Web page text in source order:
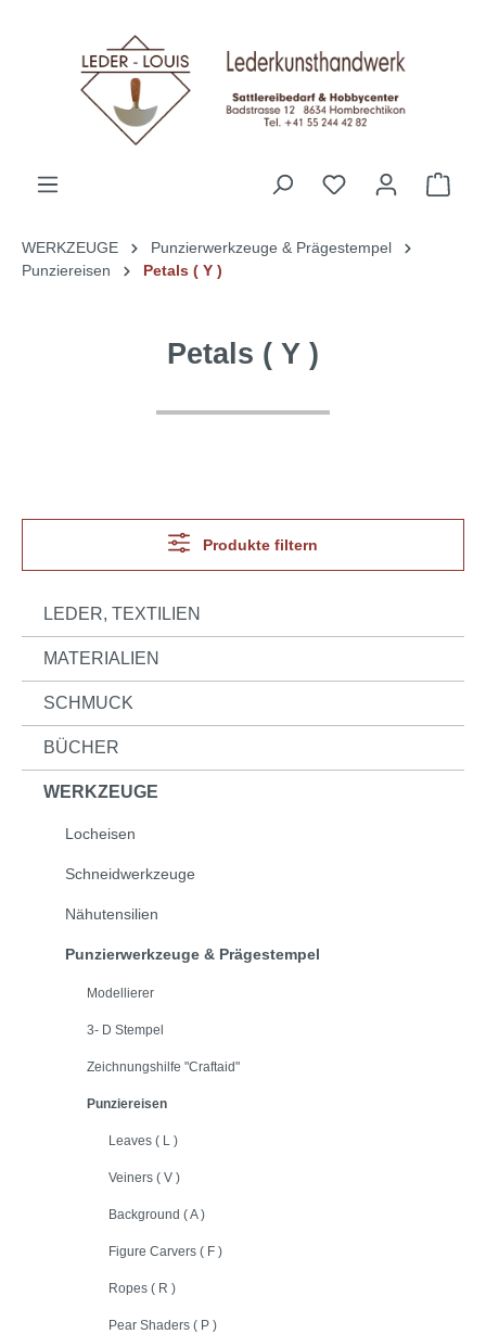
WERKZEUGE
Punzierwerkzeuge & Prägestempel
Punziereisen
Petals ( Y )
Petals ( Y )
Produkte filtern
LEDER, TEXTILIEN
MATERIALIEN
SCHMUCK
BÜCHER
WERKZEUGE
Locheisen
Schneidwerkzeuge
Nähutensilien
Punzierwerkzeuge & Prägestempel
Modellierer
3- D Stempel
Zeichnungshilfe "Craftaid"
Punziereisen
Leaves ( L )
Veiners ( V )
Background ( A )
Figure Carvers ( F )
Ropes ( R )
Pear Shaders ( P )